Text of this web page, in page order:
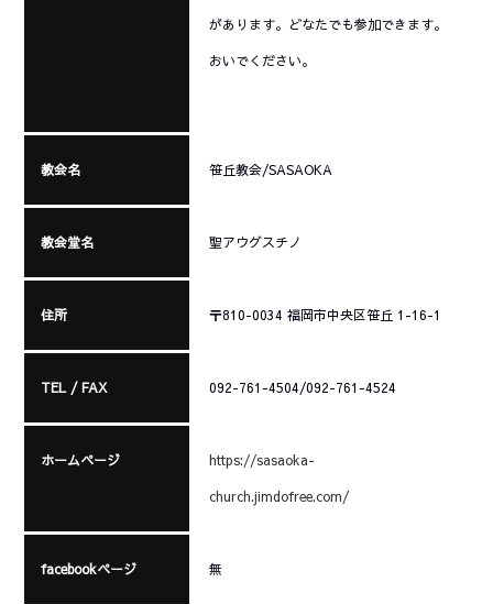
があります。どなたでも参加できます。
おいでください。
教会名 笹丘教会/SASAOKA
教会堂名 聖アウグスチノ
住所 〒810-0034 福岡市中央区笹丘 1-16-1
TEL / FAX 092-761-4504/092-761-4524
ホームページ https://sasaoka-
church.jimdofree.com/
facebookページ 無